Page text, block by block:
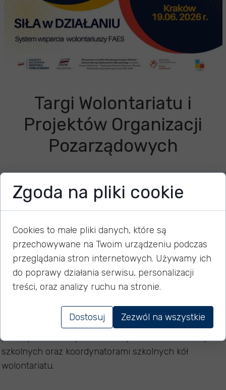
Targi Wolontariatu i
Projektów Organizacji
Pozarządowych
05 czerwca 2026
Miło nam poinformować, że weźmiemy udział w
Targach Wolontariatu i Projektów Organizacji
Pozarządowych, które odbędą się 19 czerwca 2026
roku w godzinach 8:30–14:00 w Młodzieżowym Domu
Kultury „Dom Harcerza” przy ul. W. Reymonta 18.
Targi skierowane są do organizacji pozarządowych, a
także do młodzieży szkół podstawowych i
ponadpodstawowych wraz z opiekunami samorządów
szkolnych oraz koordynatorami szkolnych kół
wolontariatu.
Zgoda na pliki cookie
Cookies to małe pliki danych, które są
przechowywane na Twoim urządzeniu podczas
przeglądania stron internetowych. Używamy ich
do poprawy działania serwisu, personalizacji
treści, oraz analizy ruchu na stronie.
Dostosuj Zezwól na wszystkie